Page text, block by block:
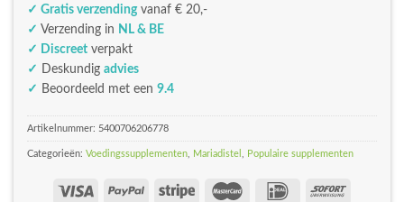
✓ Gratis verzendingvanaf € 20,-
✓ Verzending in NL & BE
✓ Discreet verpakt
✓
Deskundig advies
✓ Beoordeeld met een 9.4
Artikelnummer: 5400706206778
Categorieën: Voedingssupplementen Mariadistel Populaire supplementen